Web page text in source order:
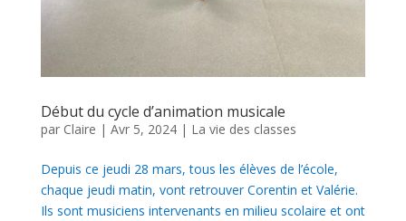
Début du cycle d’animation musicale
par Claire | Avr 5, 2024| La vie des classes
Depuis ce jeudi 28 mars, tous les élèves de l’école,
chaque jeudi matin, vont retrouver Corentin et Valérie.
Ils sont musiciens intervenants en milieu scolaire et ont